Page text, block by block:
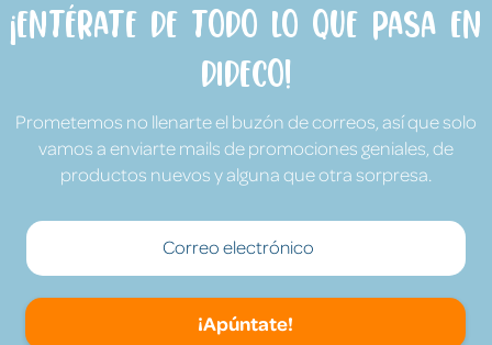
¡Entérate de todo lo que pasa en
Dideco!
Prometemos no llenarte el buzón de correos, así que solo
vamos a enviarte mails de promociones geniales, de
productos nuevos y alguna que otra sorpresa.
¡Apúntate!